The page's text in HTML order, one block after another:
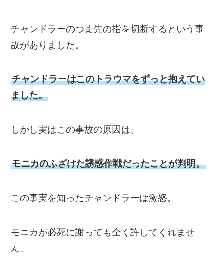
チャンドラーのつま先の指を切断するという事
故がありました。
チャンドラーはこのトラウマをずっと抱えてい
ました。
しかし実はこの事故の原因は、
モニカのふざけた誘惑作戦だったことが判明。
この事実を知ったチャンドラーは激怒。
モニカが必死に謝っても全く許してくれませ
ん。